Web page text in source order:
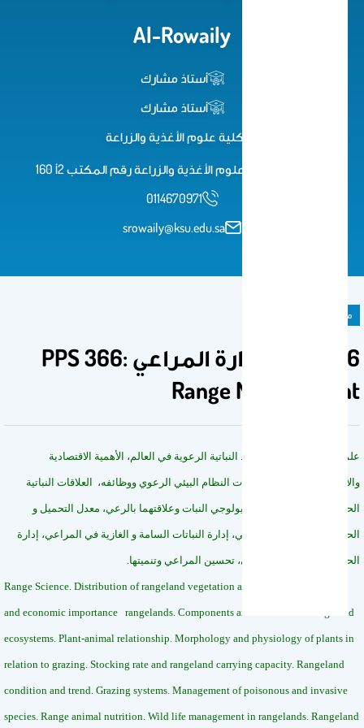
Al-Rowaily
أستاذ مشارك
أستاذ مشارك
كلية علوم الأغذية والزراعة
0114670971
srowaily@ksu.edu.sa
مادة دراسية
366 نجت: إدارة المراعي PPS 366:
Range Management
علم المراعي، توزيع الأنماط النباتية الرعوية في العالم، الأهمية الاقتصادية
والاجتماعية للمراعي، مكونات النظام البيئي الرعوي ووظائفه، العلاقات النباتية
الحيوانية، مورفولوجي وفسيولوجي النبات وعلاقتهما بالرعي، معدل التحميل و
الحمولة الرعوية، نظم الرعي، إدارة النباتات السامة و الغازية في المراعي، إدارة
الحياة الفطرية في المراعي، تحسين المراعي وتنميتها.
Range Science. Distribution of rangeland vegetation around the world. Social
and economic importance rangelands. Components and functions of rangeland
ecosystems. Plant-animal relationship. Morphology and physiology of plants in
relation to grazing. Stocking rate and rangeland carrying capacity. Rangeland
condition and trend. Grazing systems. Management of poisonous and invasive
species. Range animal nutrition. Wild life management in rangelands. Rangeland